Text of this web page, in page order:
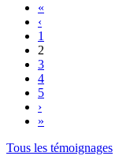
«
‹
1
2
3
4
5
›
»
Tous les témoignages